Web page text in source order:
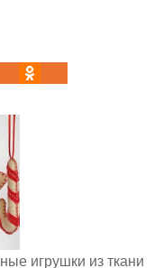
игрушки из ткани